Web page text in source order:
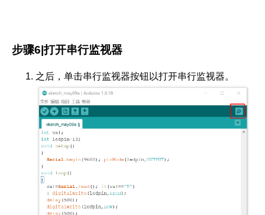
步骤6|打开串行监视器
之后，单击串行监视器按钮以打开串行监视器。